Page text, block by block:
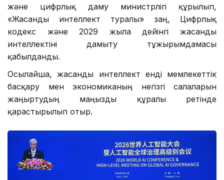
және цифрлық даму министрлігі құрылып,
«Жасанды интеллект туралы» заң, Цифрлық
кодекс және 2029 жылға дейінгі жасанды
интеллектіні дамыту тұжырымдамасы
қабылданды.
Осылайша, жасанды интеллект енді мемлекеттік
басқару мен экономиканың негізгі салаларын
жаңғыртудың маңызды құралы ретінде
қарастырылып отыр.